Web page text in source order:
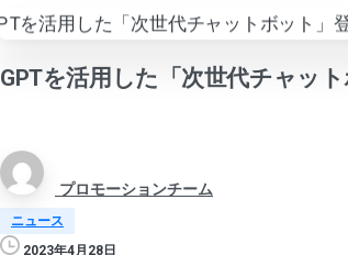
GPTを活用した「次世代チャット
プロモーションチーム
ニュース
2023年4月28日